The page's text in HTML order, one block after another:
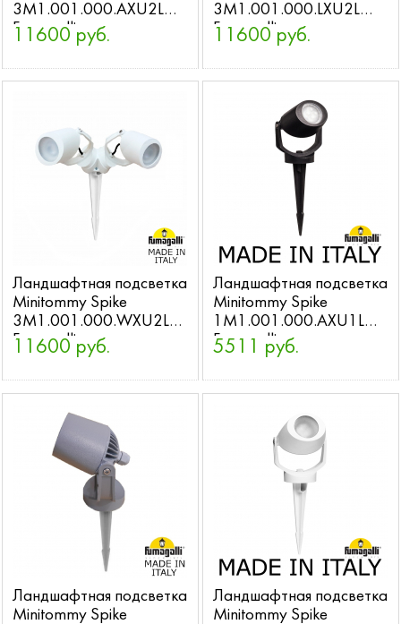
3M1.001.000.AXU2L
Fumagalli
11600 руб.
3M1.001.000.LXU2L
Fumagalli
11600 руб.
Ландшафтная подсветка
Minitommy Spike
3M1.001.000.WXU2L
Fumagalli
11600 руб.
Ландшафтная подсветка
Minitommy Spike
1M1.001.000.AXU1L
Fumagalli
5511 руб.
Ландшафтная подсветка
Minitommy Spike
Ландшафтная подсветка
Minitommy Spike